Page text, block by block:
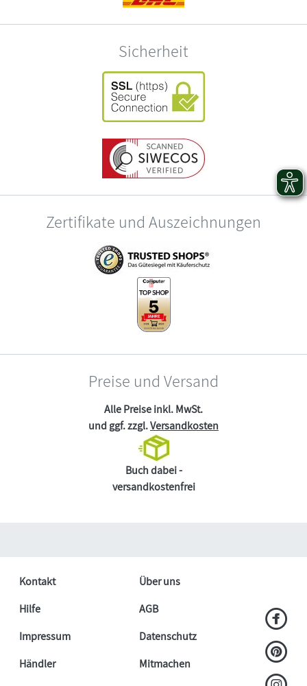
Sicherheit
Zertifikate und Auszeichnungen
Preise und Versand
Alle Preise inkl. MwSt.
und ggf. zzgl.Versandkosten
Buch dabei -
versandkostenfrei
Kontakt
Über uns
Hilfe
AGB
Impressum
Datenschutz
Händler
Mitmachen